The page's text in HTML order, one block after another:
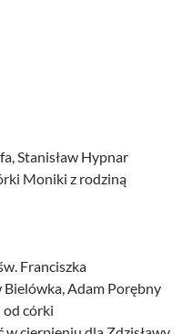
Stanisław Hypnar
Moniki z rodziną
Franciszka
Bielówka, Adam Porębny
od córki